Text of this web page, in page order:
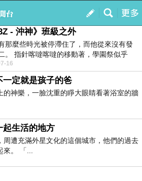
我的
訂閱
- 沖神》班級之外
那麼些時光被停滯住了，而他從來沒有發
。 指針喀噠喀噠的移動著，學園祭似乎
16
定就是孩子的爸
的神樂，一臉沈重的睜大眼睛看著浴室的牆
起生活的地方
周遭充滿外星文化的這個城市，他們的過去
。 「...